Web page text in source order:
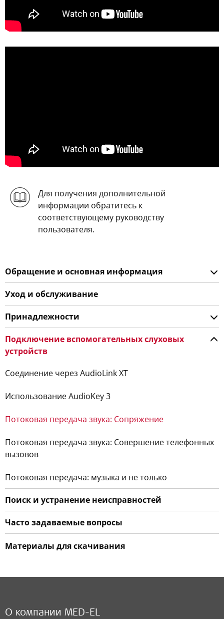
Для получения дополнительной
информации обратитесь к
соответствующему руководству
пользователя.
Обращение и основная информация
Уход и обслуживание
Принадлежности
Подключение вспомогательных слуховых
устройств
Соединение через AudioLink XT
Использование AudioKey 3
Потоковая передача звука: Сопряжение
Потоковая передача звука: Совершение телефонных
вызовов
Потоковая передача: музыка и не только
Поиск и устранение неисправностей
Часто задаваемые вопросы
Материалы для скачивания
О компании MED-EL